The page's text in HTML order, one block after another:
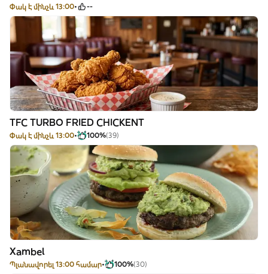
Փակ է մինչև 13:00 --
TFC TURBO FRIED CHICKENT
Փակ է մինչև 13:00 100%(39)
Xambel
Պլանավորել 13:00 համար 100%(30)